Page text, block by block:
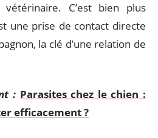
C’est bien plus
une prise de contact directe
la clé d’une relation de
: Parasites chez le chien :
efficacement ?